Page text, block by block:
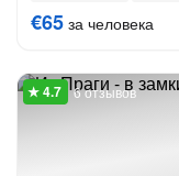
€65 за человека
6 отзывов